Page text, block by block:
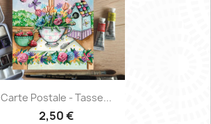
Carte Postale - Tasse...
2,50 €